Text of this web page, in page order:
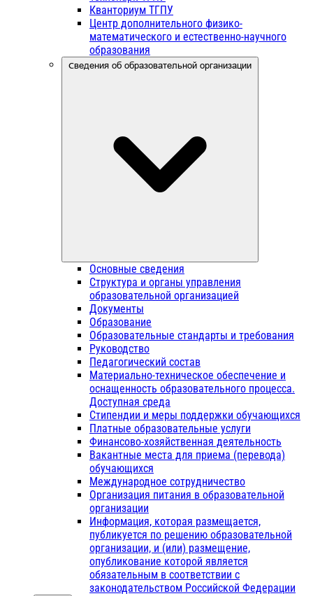
Кванториум ТГПУ
Центр дополнительного физико-
математического и естественно-научного
образования
Сведения об образовательной организации
Основные сведения
Структура и органы управления
образовательной организацией
Документы
Образование
Образовательные стандарты и требования
Руководство
Педагогический состав
Материально-техническое обеспечение и
оснащенность образовательного процесса.
Доступная среда
Стипендии и меры поддержки обучающихся
Платные образовательные услуги
Финансово-хозяйственная деятельность
Вакантные места для приема (перевода)
обучающихся
Международное сотрудничество
Организация питания в образовательной
организации
Информация, которая размещается,
публикуется по решению образовательной
организации, и (или) размещение,
опубликование которой является
обязательным в соответствии с
законодательством Российской Федерации